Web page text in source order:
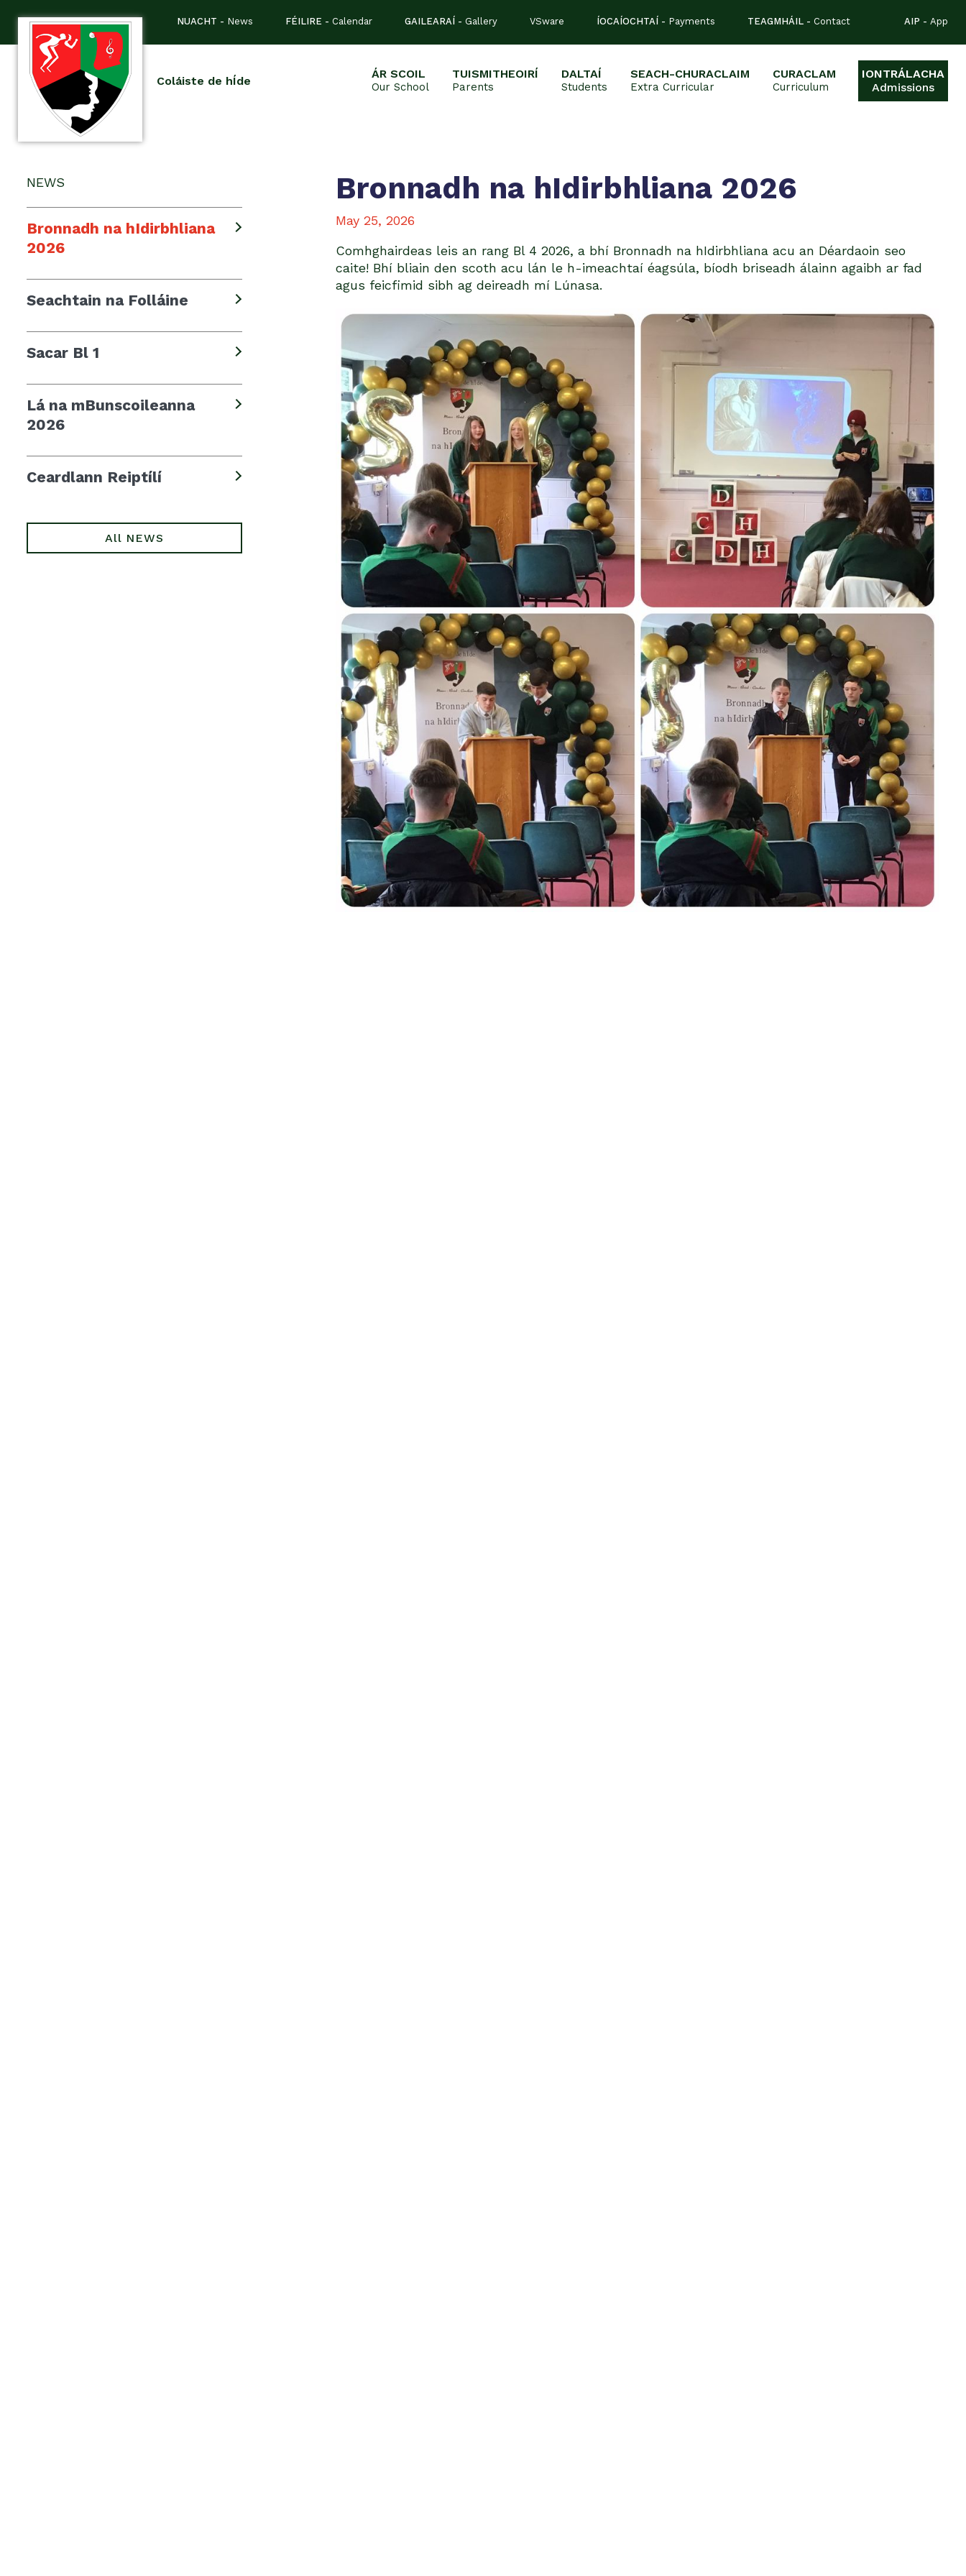
NUACHT - News FÉILIRE - Calendar GAILEARAÍ - Gallery VSware ÍOCAÍOCHTAÍ - Payments TEAGMHÁIL - Contact AIP - App
Coláiste de hÍde
ÁR SCOIL
Our School
TUISMITHEOIRÍ
Parents
DALTAÍ
Students
SEACH-CHURACLAIM
Extra Curricular
CURACLAM
Curriculum
IONTRÁLACHA
Admissions
NEWS
Bronnadh na hIdirbhliana
2026
Seachtain na Folláine
Sacar Bl 1
Lá na mBunscoileanna
2026
Ceardlann Reiptílí
All NEWS
Bronnadh na hIdirbhliana 2026
May 25, 2026
Comhghairdeas leis an rang Bl 4 2026, a bhí Bronnadh na hIdirbhliana acu an Déardaoin seo
caite! Bhí bliain den scoth acu lán le h-imeachtaí éagsúla, bíodh briseadh álainn agaibh ar fad
agus feicfimid sibh ag deireadh mí Lúnasa.